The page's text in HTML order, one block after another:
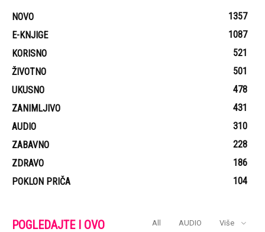
NOVO
1357
E-KNJIGE
1087
KORISNO
521
ŽIVOTNO
501
UKUSNO
478
ZANIMLJIVO
431
AUDIO
310
ZABAVNO
228
ZDRAVO
186
POKLON PRIČA
104
POGLEDAJTE I OVO All AUDIO Više